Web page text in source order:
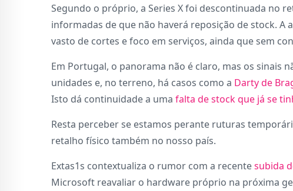
Segundo o próprio, a Series X foi descontinuada no
informadas de que não haverá reposição de stock. A
vasto de cortes e foco em serviços, ainda que sem
Em Portugal, o panorama não é claro, mas os sinais
unidades e, no terreno, há casos como a Darty de
Isto dá continuidade a uma falta de stock que já se
Resta perceber se estamos perante ruturas
retalho físico também no nosso país.
Extas1s contextualiza o rumor com a recentesubida
Microsoft reavaliar o hardware próprio na próxima